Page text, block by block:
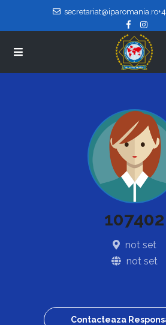
secretariat@iparomania.ro
107402
not set
not set
Contacteaza